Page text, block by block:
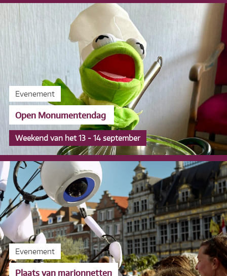
Evenement
Open Monumentendag
Weekend van het 13 - 14 september
Evenement
Plaats van marionnetten